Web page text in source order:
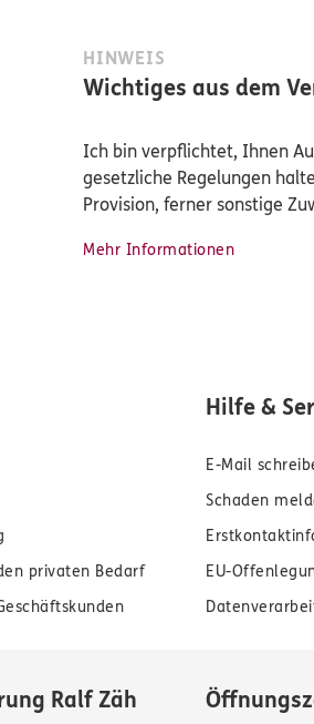
HINWEIS
Wichtiges aus dem
Ich bin verpflichtet, Ihnen
gesetzliche Regelungen
Provision, ferner sonstige
Mehr Informationen
privaten Bedarf
Hilfe &
E-Mail
Schaden
EU-
Ralf Zäh